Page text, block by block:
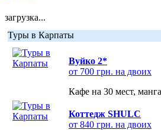
загрузка...
Туры в Карпаты
Вуйко 2*
от 700 грн. на двоих
Кафе на 30 мест,
Коттедж SHULC
от 840 грн. на двоих